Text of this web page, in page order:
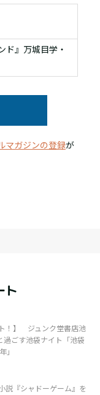
ド』万城目学・
マガジンの登録が
ト
！】 ジュンク堂書店池
ごす池袋ナイト「池袋
」
説『シャドーゲーム』を